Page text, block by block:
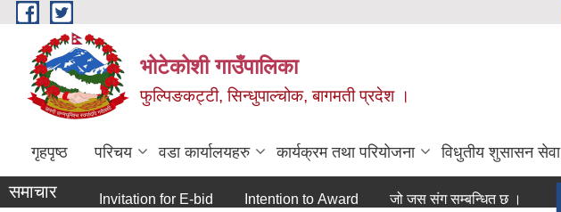
Skip to main content
भोटेकोशी गाउँपालिका
फुल्पिङकट्टी, सिन्धुपाल्चोक, बागमती प्रदेश ।
गृहपृष्ठ परिचय वडा कार्यालयहरु कार्यक्रम तथा परियोजना विधुतीय शुसासन सेवा
समाचार Invitation for E-bid Intention to Award जो जस संग सम्बन्धित छ ।